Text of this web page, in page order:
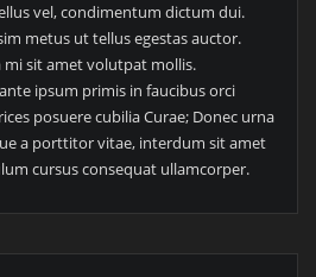
vel, condimentum dictum dui.
metus ut tellus egestas auctor.
mi sit amet volutpat mollis.
ipsum primis in faucibus orci
posuere cubilia Curae; Donec urna
a porttitor vitae, interdum sit amet
cursus consequat ullamcorper.